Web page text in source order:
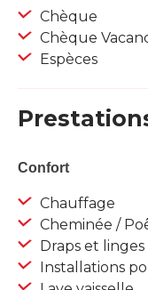
Chèque
Chèque
Espèces
Confort
Chauffage
Cheminée /
Draps et
Installations